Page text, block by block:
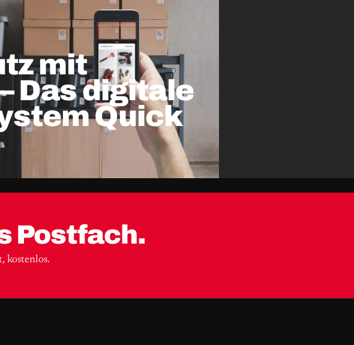
mit
Das digitale
Quick
Postfach.
kostenlos.